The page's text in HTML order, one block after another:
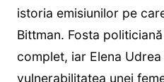
istoria emisiunilor pe
Bittman. Fosta
complet, iar Elena
vulnerabilitatea unei